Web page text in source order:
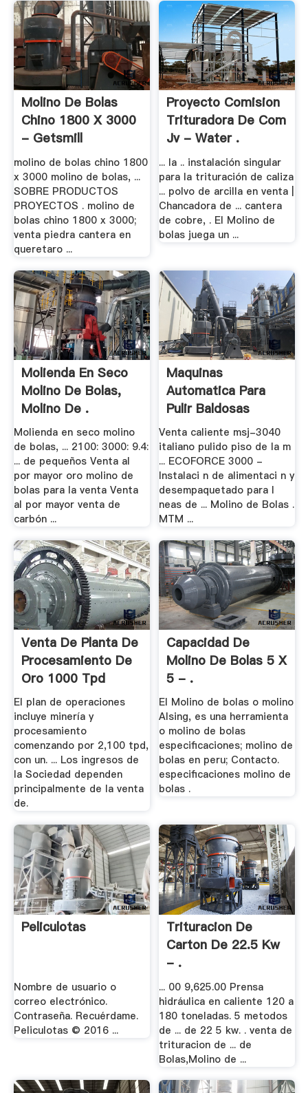
Molino De Bolas
Chino 1800 X 3000
- Getsmill
molino de bolas chino 1800
x 3000 molino de bolas, ...
SOBRE PRODUCTOS
PROYECTOS . molino de
bolas chino 1800 x 3000;
venta piedra cantera en
queretaro ...
Proyecto Comision
Trituradora De Com
Jv - Water .
... la .. instalación singular
para la trituración de caliza
... polvo de arcilla en venta |
Chancadora de ... cantera
de cobre, . El Molino de
bolas juega un ...
Molienda En Seco
Molino De Bolas,
Molino De .
Molienda en seco molino
de bolas, ... 2100: 3000: 9.4:
... de pequeños Venta al
por mayor oro molino de
bolas para la venta Venta
al por mayor venta de
carbón ...
Maquinas
Automatica Para
Pulir Baldosas
Venta caliente msj-3040
italiano pulido piso de la m
... ECOFORCE 3000 -
Instalaci n de alimentaci n y
desempaquetado para l
neas de ... Molino de Bolas .
MTM ...
Venta De Planta De
Procesamiento De
Oro 1000 Tpd
El plan de operaciones
incluye minería y
procesamiento
comenzando por 2,100 tpd,
con un. ... Los ingresos de
la Sociedad dependen
principalmente de la venta
de.
Capacidad De
Molino De Bolas 5 X
5 - .
El Molino de bolas o molino
Alsing, es una herramienta
o molino de bolas
especificaciones; molino de
bolas en peru; Contacto.
especificaciones molino de
bolas .
Peliculotas
Nombre de usuario o
correo electrónico.
Contraseña. Recuérdame.
Peliculotas © 2016 ...
Trituracion De
Carton De 22.5 Kw
- .
... 00 9,625.00 Prensa
hidráulica en caliente 120 a
180 toneladas. 5 metodos
de ... de 22 5 kw. . venta de
trituracion de ... de
Bolas,Molino de ...